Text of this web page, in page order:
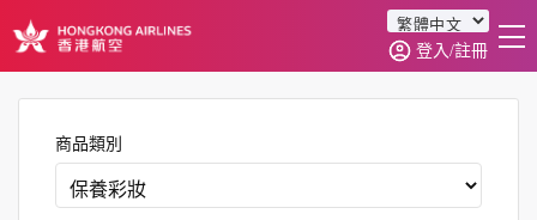
首頁
商品分類
訂單查詢
登入/註冊
商品類別